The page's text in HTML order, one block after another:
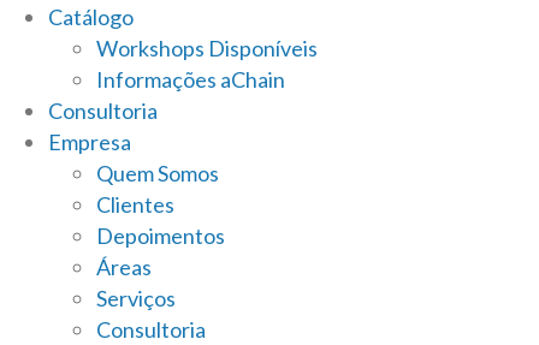
Catálogo
Workshops Disponíveis
Informações aChain
Consultoria
Empresa
Quem Somos
Clientes
Depoimentos
Áreas
Serviços
Consultoria